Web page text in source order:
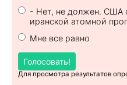
- Нет, не должен. США
иранской атомной
Мне все равно
Голосовать!
Для просмотра результатов